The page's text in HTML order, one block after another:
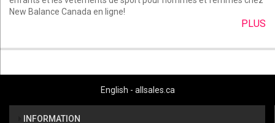
New Balance Canada en ligne!
PLUS
English - allsales.ca
INFORMATION